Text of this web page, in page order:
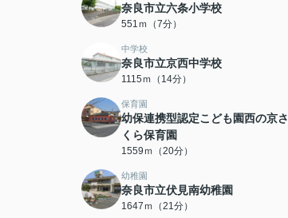
奈良市立六条小学校
551ｍ（7分）
中学校
奈良市立京西中学校
1115ｍ（14分）
保育園
幼保連携型認定こども園西の京さ
くら保育園
1559ｍ（20分）
幼稚園
奈良市立伏見南幼稚園
1647ｍ（21分）